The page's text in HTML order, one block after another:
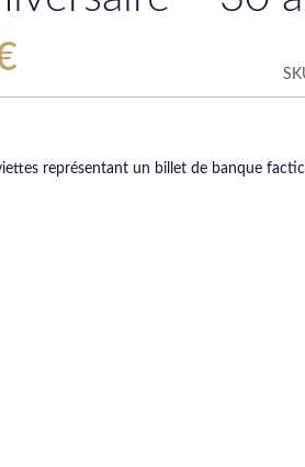
représentant un billet de banque